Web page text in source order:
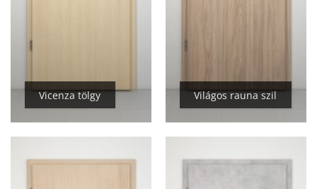
Vicenza tölgy Világos rauna szil